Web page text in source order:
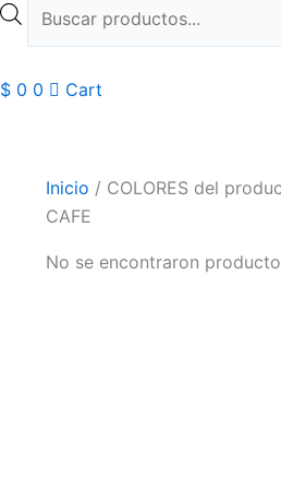
$ 0 0 Cart
Inicio / COLORES del
CAFE
No se encontraron